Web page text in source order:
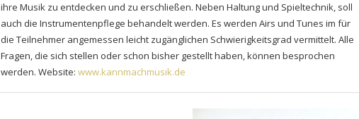
ihre Musik zu entdecken und zu erschließen. Neben Haltung und Spieltechnik, soll
auch die Instrumentenpflege behandelt werden. Es werden Airs und Tunes im für
die Teilnehmer angemessen leicht zugänglichen Schwierigkeitsgrad vermittelt. Alle
Fragen, die sich stellen oder schon bisher gestellt haben, können besprochen
werden. Website:www.kannmachmusik.de